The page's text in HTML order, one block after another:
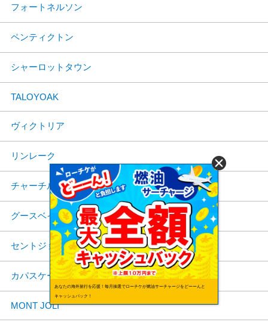
フォートネルソン
ペンティクトン
シャーロットタウン
TALOYOAK
ヴィクトリア
リンレーク
チャーチル
グースベイ
セントジョーンズ
カパスケーシング
MONT JOLI
あなたの海外旅行を応援！毎月抽選でローチケが燃油サーチャージをどーーんと
キャッシュバック！